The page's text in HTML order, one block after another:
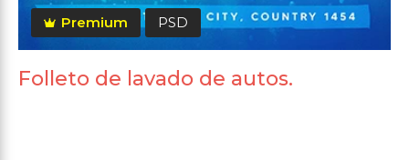
Premium PSD
Folleto de lavado de autos.